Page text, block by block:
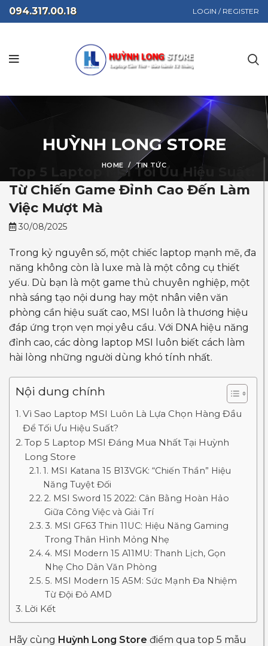
094.317.00.18 LOGIN / REGISTER
HUỲNH LONG STORE
HOME TIN TỨC
Top 5 Laptop MSI Tối Ưu Hiệu Suất:
Từ Chiến Game Đỉnh Cao Đến Làm
Việc Mượt Mà
30/08/2025
Trong kỷ nguyên số, một chiếc laptop mạnh mẽ, đa
năng không còn là luxe mà là một công cụ thiết
yếu. Dù bạn là một game thủ chuyên nghiệp, một
nhà sáng tạo nội dung hay một nhân viên văn
phòng cần hiệu suất cao, MSI luôn là thương hiệu
đáp ứng trọn vẹn mọi yêu cầu. Với DNA hiệu năng
đỉnh cao, các dòng laptop MSI luôn biết cách làm
hài lòng những người dùng khó tính nhất.
Nội dung chính
Vì Sao Laptop MSI Luôn Là Lựa Chọn Hàng Đầu
Để Tối Ưu Hiệu Suất?
Top 5 Laptop MSI Đáng Mua Nhất Tại Huỳnh
Long Store
1. MSI Katana 15 B13VGK: “Chiến Thần” Hiệu
Năng Tuyệt Đối
2. MSI Sword 15 2022: Cân Bằng Hoàn Hảo
Giữa Công Việc và Giải Trí
3. MSI GF63 Thin 11UC: Hiệu Năng Gaming
Trong Thân Hình Mỏng Nhẹ
4. MSI Modern 15 A11MU: Thanh Lịch, Gọn
Nhẹ Cho Dân Văn Phòng
5. MSI Modern 15 A5M: Sức Mạnh Đa Nhiệm
Từ Đội Đỏ AMD
Lời Kết
Hãy cùng Huỳnh Long Store điểm qua top 5 mẫu